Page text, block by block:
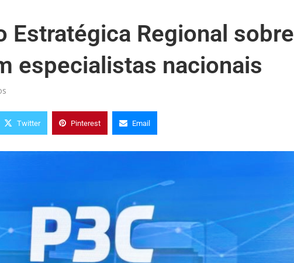
Estratégica Regional sobre
especialistas nacionais
Twitter Pinterest Email